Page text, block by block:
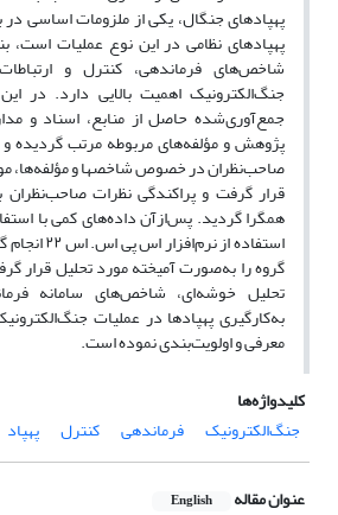
پهپادهای جنگال، یکی از ملزومات اساسی
پهپادهای نظامی در این نوع عملیات است،
شاخص‌های فرماندهی، کنترل و
جنگ‌الکترونیک اهمیت بالایی دارد. در
جمع‌آوری‌شده حاصل از منابع، اسناد و
پژوهش و مؤلفه‌های مربوطه مرتب گردیده
صاحب‌نظران در خصوص شاخص­ها و مؤلفه‌ها،
قرار گرفت و پراکندگی نظرات صاحب‌نظران
همگرا ‌گردید. پس‌ازآن داده‌های کمی با
استفاده از
گروه را به‌صورت آمیخته مورد تحلیل قرار
تحلیل خوشه‌ای، شاخص‌های سامانه
معرفی و اولویت‌بندی نموده است.
کلیدواژه‌ها
جنگ‌الکترونیک
فرماندهی کنترل پهپاد
عنوان مقاله English